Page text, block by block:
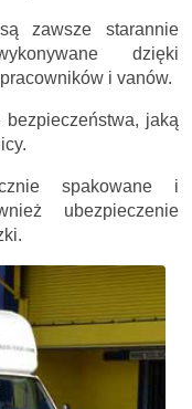
zawsze starannie
dzięki
i vanów.
jaką
spakowane i
ubezpieczenie